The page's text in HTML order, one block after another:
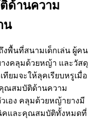
ด้านความ
น
พื้นที่สนามเด็กเล่น ผู้คน
างคลุมด้วยหญ้า และวัสดุ
ทียมจะให้ลุคเรียบหรูเมื่อ
ณสมบัติด้านความ
เอง คลุมด้วยหญ้ายางมี
คและคุณสมบัติทั้งหมดที่